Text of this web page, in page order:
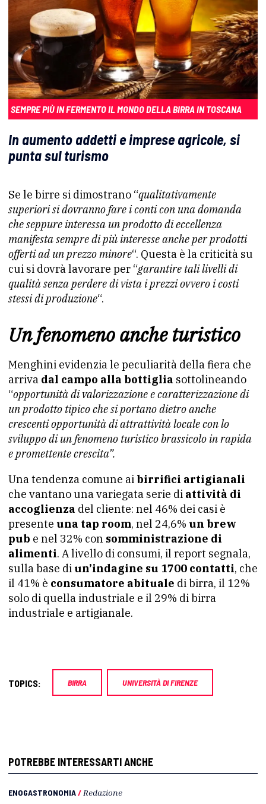
SEMPRE PIÙ IN FERMENTO IL MONDO DELLA BIRRA IN TOSCANA
In aumento addetti e imprese agricole, si
punta sul turismo
Se le birre si dimostrano “qualitativamente
superiori si dovranno fare i conti con una domanda
che seppure interessa un prodotto di eccellenza
manifesta sempre di più interesse anche per prodotti
offerti ad un prezzo minore“. Questa è la criticità su
cui si dovrà lavorare per “garantire tali livelli di
qualità senza perdere di vista i prezzi ovvero i costi
stessi di produzione“.
Un fenomeno anche turistico
Menghini evidenzia le peculiarità della fiera che
arriva dal campo alla bottiglia sottolineando
“opportunità di valorizzazione e caratterizzazione di
un prodotto tipico che si portano dietro anche
crescenti opportunità di attrattività locale con lo
sviluppo di un fenomeno turistico brassicolo in rapida
e promettente crescita”.
Una tendenza comune ai birrifici artigianali
che vantano una variegata serie di attività di
accoglienza del cliente: nel 46% dei casi è
presente una tap room, nel 24,6% un brew
pub e nel 32% con somministrazione di
alimenti. A livello di consumi, il report segnala,
sulla base di un’indagine su 1700 contatti, che
il 41% è consumatore abituale di birra, il 12%
solo di quella industriale e il 29% di birra
industriale e artigianale.
TOPICS: BIRRA UNIVERSITÀ DI FIRENZE
POTREBBE INTERESSARTI ANCHE
ENOGASTRONOMIA/ Redazione